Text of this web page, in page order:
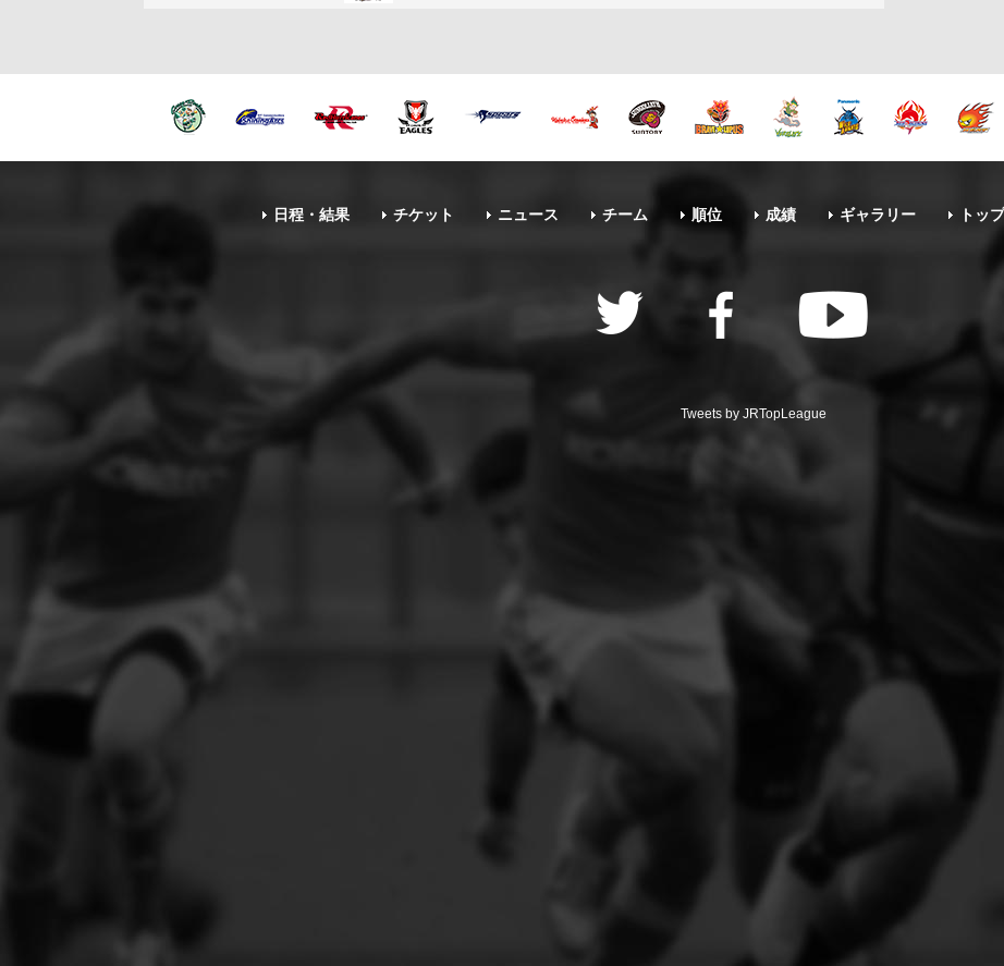
日程・結果 チケット ニュース チーム 順位 成績 ギャラリー トッ
Tweets by JRTopLeague